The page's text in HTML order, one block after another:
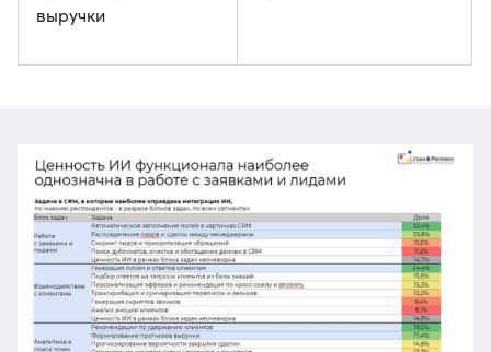
выручки